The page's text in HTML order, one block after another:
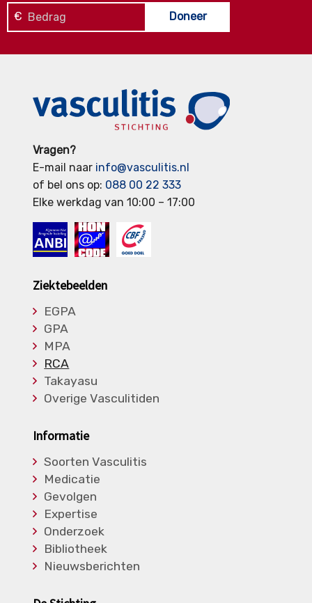
€ Doneer
Vragen?
E-mail naar info@vasculitis.nl
of bel ons op: 088 00 22 333
Elke werkdag van 10:00 – 17:00
Ziektebeelden
EGPA
GPA
MPA
RCA
Takayasu
Overige Vasculitiden
Informatie
Soorten Vasculitis
Medicatie
Gevolgen
Expertise
Onderzoek
Bibliotheek
Nieuwsberichten